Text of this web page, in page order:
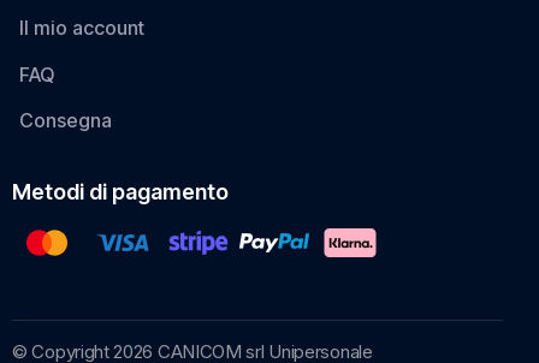
Il mio account
FAQ
Consegna
Metodi di pagamento
© Copyright 2026 CANICOM srl Unipersonale